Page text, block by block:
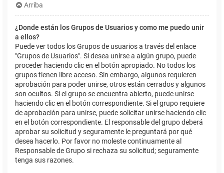
Arriba
¿Donde están los Grupos de Usuarios y como me puedo unir
a ellos?
Puede ver todos los Grupos de usuarios a través del enlace
"Grupos de Usuarios". Si desea unirse a algún grupo, puede
proceder haciendo clic en el botón apropiado. No todos los
grupos tienen libre acceso. Sin embargo, algunos requieren
aprobación para poder unirse, otros están cerrados y algunos
son ocultos. Si el grupo se encuentra abierto, puede unirse
haciendo clic en el botón correspondiente. Si el grupo requiere
de aprobación para unirse, puede solicitar unirse haciendo clic
en el botón correspondiente. El responsable del grupo deberá
aprobar su solicitud y seguramente le preguntará por qué
desea hacerlo. Por favor no moleste continuamente al
Responsable de Grupo si rechaza su solicitud; seguramente
tenga sus razones.